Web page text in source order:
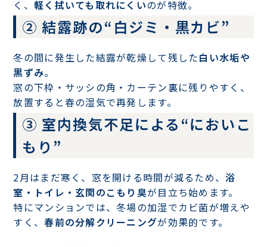
く、 軽く拭いても取れにくいのが特徴。
② 結露跡の“白ジミ・黒カビ”
冬の間に発生した結露が乾燥して残した白い水垢や
黒ずみ。
窓の下枠・サッシの角・カーテン裏に残りやすく、
放置すると春の湿気で再発します。
③ 室内換気不足による“においこ
もり”
2月はまだ寒く、窓を開ける時間が減るため、浴
室・トイレ・玄関のこもり臭が目立ち始めます。
特にマンションでは、冬場の加湿でカビ菌が増えや
すく、春前の分解クリーニングが効果的です。